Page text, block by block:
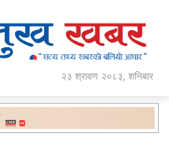
२३ श्रावण २०८३, शनिबार